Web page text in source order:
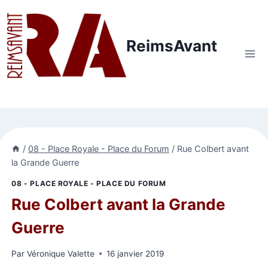
au
contenu
ReimsAvant
/ 08 - Place Royale - Place du Forum / Rue Colbert avant
la Grande Guerre
08 - PLACE ROYALE - PLACE DU FORUM
Rue Colbert avant la Grande
Guerre
Par Véronique Valette 16 janvier 2019